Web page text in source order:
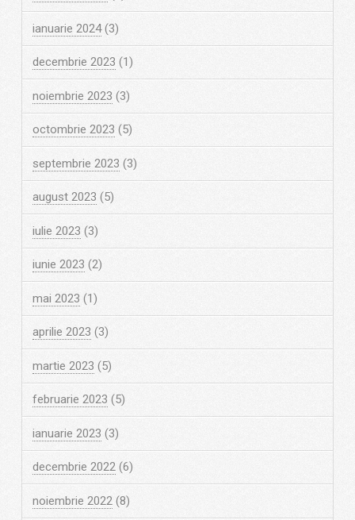
ianuarie 2024(3)
decembrie 2023 (1)
noiembrie 2023 (3)
octombrie 2023 (5)
septembrie 2023 (3)
august 2023 (5)
iulie 2023 (3)
iunie 2023 (2)
mai 2023 (1)
aprilie 2023 (3)
martie 2023 (5)
februarie 2023 (5)
ianuarie 2023 (3)
decembrie 2022(6)
noiembrie 2022(8)